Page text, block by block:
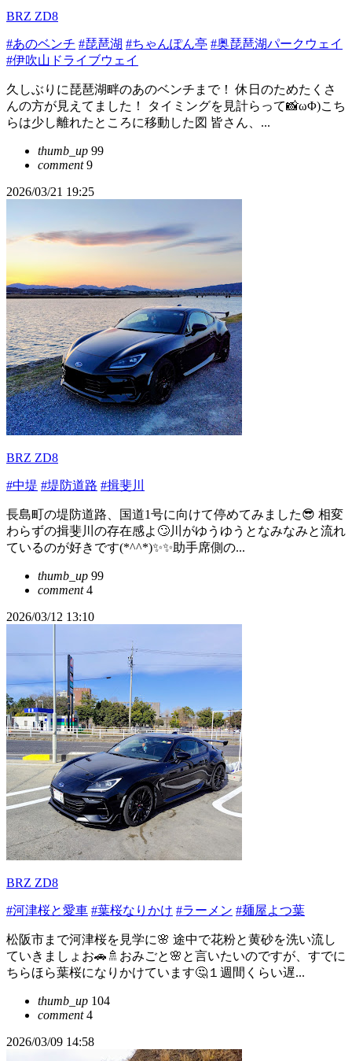
BRZ ZD8
#あのベンチ #琵琶湖 #ちゃんぽん亭 #奥琵琶湖パークウェイ
#伊吹山ドライブウェイ
久しぶりに琵琶湖畔のあのベンチまで！ 休日のためたくさ
んの方が見えてました！ タイミングを見計らって📸ωΦ)こち
らは少し離れたところに移動した図 皆さん、...
thumb_up 99
comment9
2026/03/21 19:25
BRZ ZD8
#中堤 #堤防道路 #揖斐川
長島町の堤防道路、国道1号に向けて停めてみました😎 相変
わらずの揖斐川の存在感よ🙄川がゆうゆうとなみなみと流れ
ているのが好きです(*^^*)✨✨助手席側の...
thumb_up 99
comment4
2026/03/12 13:10
BRZ ZD8
#河津桜と愛車 #葉桜なりかけ #ラーメン #麺屋よつ葉
松阪市まで河津桜を見学に🌸 途中で花粉と黄砂を洗い流し
ていきましょお🚗🚿おみごと🌸と言いたいのですが、すでに
ちらほら葉桜になりかけています🤔１週間くらい遅...
thumb_up 104
comment4
2026/03/09 14:58